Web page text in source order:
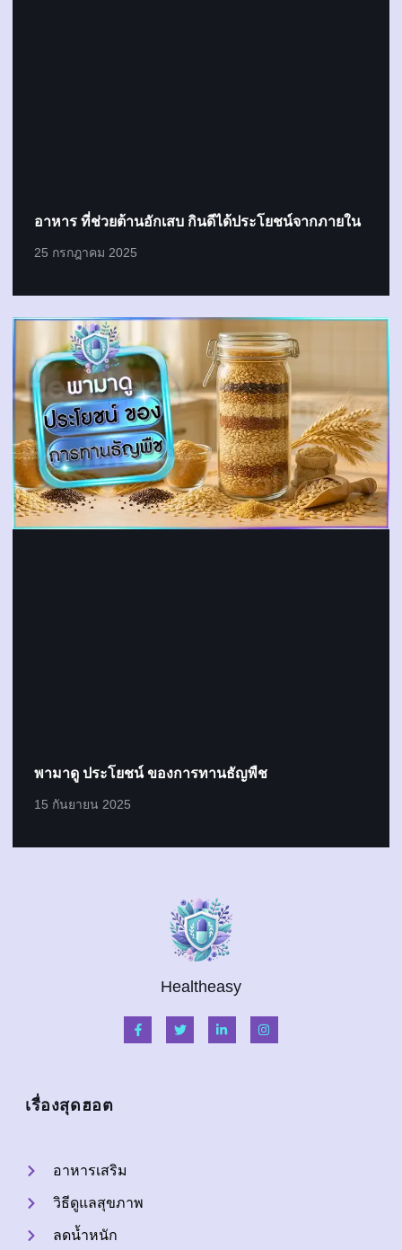
อาหาร ที่ช่วยต้านอักเสบ กินดีได้ประโยชน์จากภายใน
25 กรกฎาคม 2025
พามาดู ประโยชน์ ของการทานธัญพืช
15 กันยายน 2025
Healtheasy
เรื่องสุดฮอต
อาหารเสริม
วิธีดูแลสุขภาพ
ลดน้ำหนัก